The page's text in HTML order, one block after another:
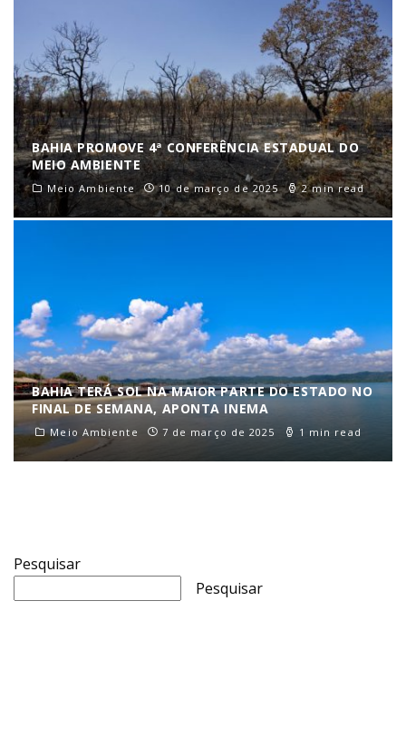
BAHIA PROMOVE 4ª CONFERÊNCIA ESTADUAL DO
MEIO AMBIENTE
Meio Ambiente 10 de março de 2025 2 min read
BAHIA TERÁ SOL NA MAIOR PARTE DO ESTADO NO
FINAL DE SEMANA, APONTA INEMA
Meio Ambiente 7 de março de 2025 1 min read
Pesquisar
Pesquisar